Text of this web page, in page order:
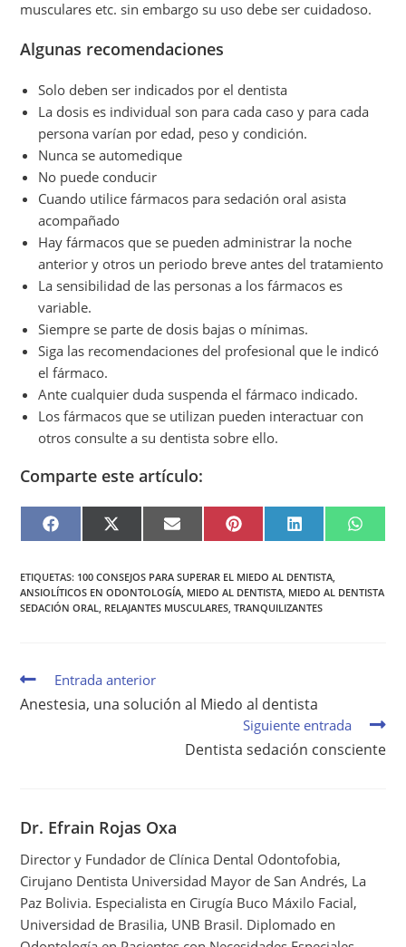
musculares etc. sin embargo su uso debe ser cuidadoso.
Algunas recomendaciones
Solo deben ser indicados por el dentista
La dosis es individual son para cada caso y para cada
persona varían por edad, peso y condición.
Nunca se automedique
No puede conducir
Cuando utilice fármacos para sedación oral asista
acompañado
Hay fármacos que se pueden administrar la noche
anterior y otros un periodo breve antes del tratamiento
La sensibilidad de las personas a los fármacos es
variable.
Siempre se parte de dosis bajas o mínimas.
Siga las recomendaciones del profesional que le indicó
el fármaco.
Ante cualquier duda suspenda el fármaco indicado.
Los fármacos que se utilizan pueden interactuar con
otros consulte a su dentista sobre ello.
Comparte este artículo:
F
A
B
O
O
K
X
(
I
T
T
E
R
E
M
L
P
I
E
R
E
S
T
L
I
E
D
I
N
W
H
P
ETIQUETAS: 100 CONSEJOS PARA SUPERAR EL MIEDO AL DENTISTA
ANSIOLÍTICOS EN ODONTOLOGÍA MIEDO AL DENTISTA MIEDO AL DENTISTA
SEDACIÓN ORAL
RELAJANTES MUSCULARES TRANQUILIZANTES
Entrada anterior
Anestesia, una solución al Miedo al dentista
Siguiente entrada
Dentista sedación consciente
Dr. Efrain Rojas Oxa
Director y Fundador de Clínica Dental Odontofobia,
Cirujano Dentista Universidad Mayor de San Andrés, La
Paz Bolivia. Especialista en Cirugía Buco Máxilo Facial,
Universidad de Brasilia, UNB Brasil. Diplomado en